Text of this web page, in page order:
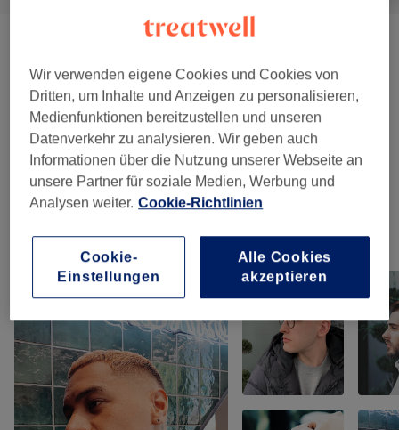
BEARD ( 3) ab 29 €
COLOR (1)
PACKAGES (6) ab 22 €
Unsere Arbeit
Bild anklicken für weitere Details
Wir verwenden eigene Cookies und Cookies von
Dritten, um Inhalte und Anzeigen zu personalisieren,
Medienfunktionen bereitzustellen und unseren
Datenverkehr zu analysieren. Wir geben auch
Informationen über die Nutzung unserer Webseite an
unsere Partner für soziale Medien, Werbung und
Analysen weiter. Cookie-Richtlinien
Cookie-
Einstellungen
Alle Cookies
akzeptieren